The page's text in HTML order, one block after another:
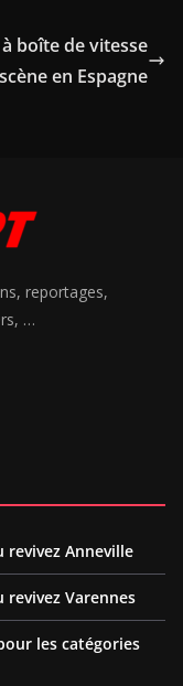
boîte de vitesse
en Espagne
reportages,
…
revivez Anneville
revivez Varennes
les catégories